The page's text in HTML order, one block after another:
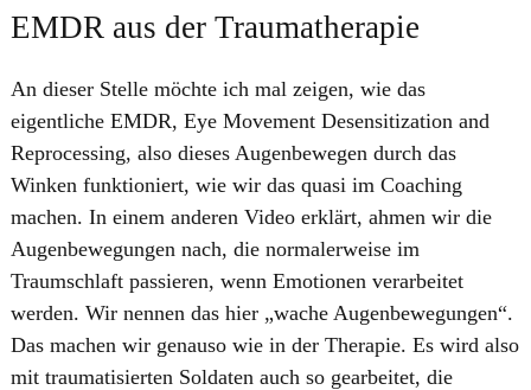
EMDR aus der Traumatherapie
An dieser Stelle möchte ich mal zeigen, wie das
eigentliche EMDR, Eye Movement Desensitization and
Reprocessing, also dieses Augenbewegen durch das
Winken funktioniert, wie wir das quasi im Coaching
machen. In einem anderen Video erklärt, ahmen wir die
Augenbewegungen nach, die normalerweise im
Traumschlaft passieren, wenn Emotionen verarbeitet
werden. Wir nennen das hier „wache Augenbewegungen“.
Das machen wir genauso wie in der Therapie. Es wird also
mit traumatisierten Soldaten auch so gearbeitet, die